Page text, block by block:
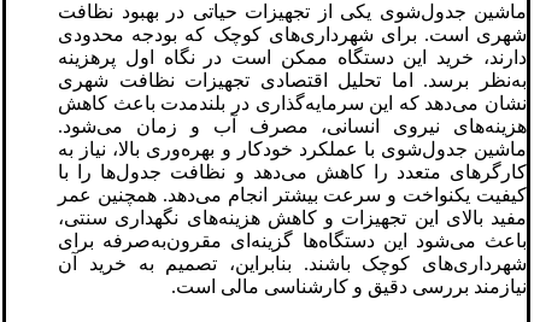
ماشین جدول‌شوی یکی از تجهیزات حیاتی در بهبود نظافت
شهری است. برای شهرداری‌های کوچک که بودجه محدودی
دارند، خرید این دستگاه ممکن است در نگاه اول پرهزینه
به‌نظر برسد. اما تحلیل اقتصادی تجهیزات نظافت شهری
نشان می‌دهد که این سرمایه‌گذاری در بلندمدت باعث کاهش
هزینه‌های نیروی انسانی، مصرف آب و زمان می‌شود.
ماشین جدول‌شوی با عملکرد خودکار و بهره‌وری بالا، نیاز به
کارگرهای متعدد را کاهش می‌دهد و نظافت جدول‌ها را با
کیفیت یکنواخت و سرعت بیشتر انجام می‌دهد. همچنین عمر
مفید بالای این تجهیزات و کاهش هزینه‌های نگهداری سنتی،
باعث می‌شود این دستگاه‌ها گزینه‌ای مقرون‌به‌صرفه برای
شهرداری‌های کوچک باشند. بنابراین، تصمیم به خرید آن
نیازمند بررسی دقیق و کارشناسی مالی است.